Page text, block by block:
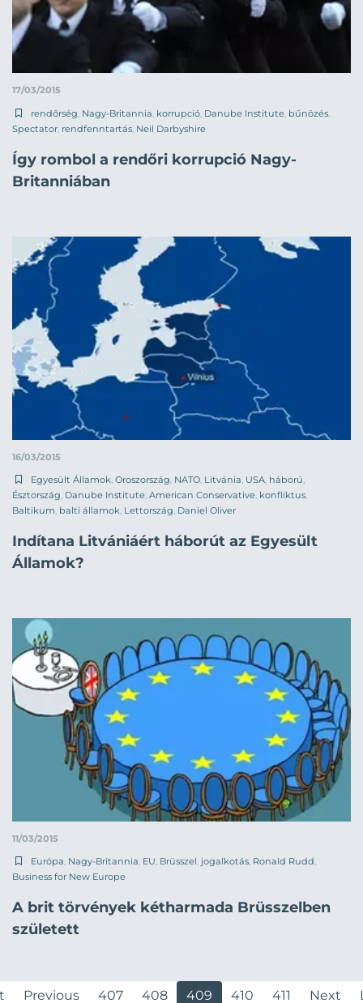
17/03/2015
rendőrség Nagy-Britannia korrupció Danube Institute bűnözés
Spectator rendfenntartás Neil Darbyshire
Így rombol a rendőri korrupció Nagy-
Britanniában
16/03/2015
Egyesült Államok Oroszország NATO Litvánia USA háború
Észtország Danube Institute American Conservative konfliktus
Baltikum balti államok Lettország Daniel Oliver
Indítana Litvániáért háborút az Egyesült
Államok?
11/03/2015
Európa, Nagy-Britannia, EU, Brüsszel, jogalkotás, Ronald Rudd,
Business for New Europe
A brit törvények kétharmada Brüsszelben
született
Previous 407 408 409 410 411 Next